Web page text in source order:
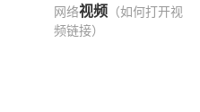
网络视频 （如何打开视
频链接）